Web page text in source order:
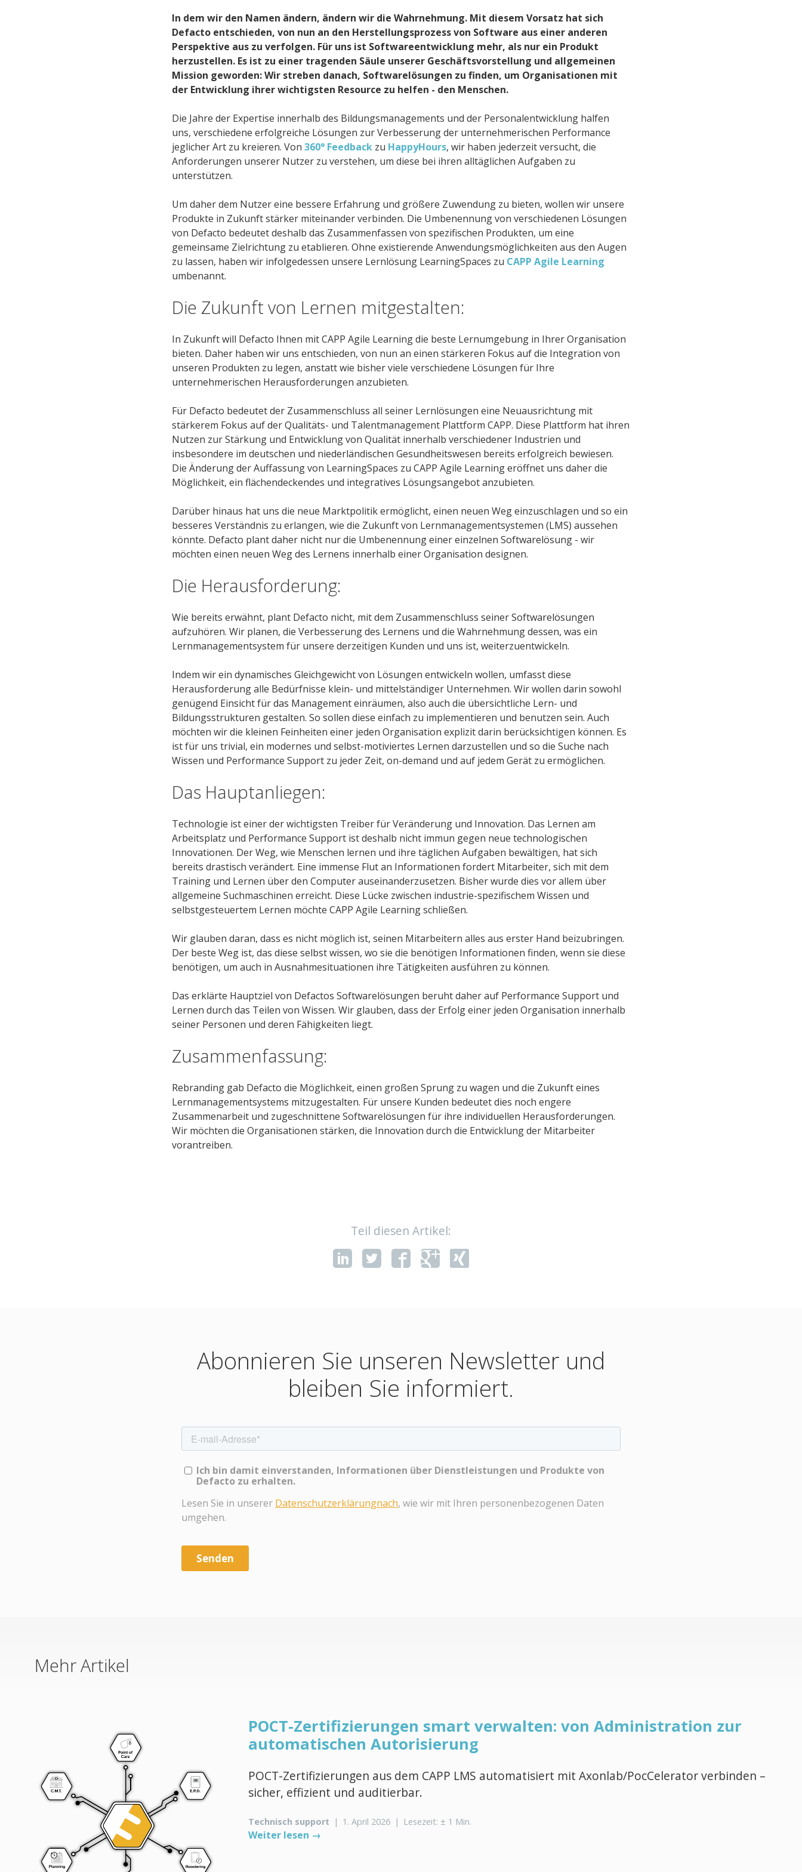
In dem wir den Namen ändern, ändern wir die Wahrnehmung. Mit diesem Vorsatz hat sich
Defacto entschieden, von nun an den Herstellungsprozess von Software aus einer anderen
Perspektive aus zu verfolgen. Für uns ist Softwareentwicklung mehr, als nur ein Produkt
herzustellen. Es ist zu einer tragenden Säule unserer Geschäftsvorstellung und allgemeinen
Mission geworden: Wir streben danach, Softwarelösungen zu finden, um Organisationen mit
der Entwicklung ihrer wichtigsten Resource zu helfen - den Menschen.
Die Jahre der Expertise innerhalb des Bildungsmanagements und der Personalentwicklung halfen
uns, verschiedene erfolgreiche Lösungen zur Verbesserung der unternehmerischen Performance
jeglicher Art zu kreieren. Von 360° Feedback zu HappyHours, wir haben jederzeit versucht, die
Anforderungen unserer Nutzer zu verstehen, um diese bei ihren alltäglichen Aufgaben zu
unterstützen.
Um daher dem Nutzer eine bessere Erfahrung und größere Zuwendung zu bieten, wollen wir unsere
Produkte in Zukunft stärker miteinander verbinden. Die Umbenennung von verschiedenen Lösungen
von Defacto bedeutet deshalb das Zusammenfassen von spezifischen Produkten, um eine
gemeinsame Zielrichtung zu etablieren. Ohne existierende Anwendungsmöglichkeiten aus den Augen
zu lassen, haben wir infolgedessen unsere Lernlösung LearningSpaces zu CAPP Agile Learning
umbenannt.
Die Zukunft von Lernen mitgestalten:
In Zukunft will Defacto Ihnen mit CAPP Agile Learning die beste Lernumgebung in Ihrer Organisation
bieten. Daher haben wir uns entschieden, von nun an einen stärkeren Fokus auf die Integration von
unseren Produkten zu legen, anstatt wie bisher viele verschiedene Lösungen für Ihre
unternehmerischen Herausforderungen anzubieten.
Für Defacto bedeutet der Zusammenschluss all seiner Lernlösungen eine Neuausrichtung mit
stärkerem Fokus auf der Qualitäts- und Talentmanagement Plattform CAPP. Diese Plattform hat ihren
Nutzen zur Stärkung und Entwicklung von Qualität innerhalb verschiedener Industrien und
insbesondere im deutschen und niederländischen Gesundheitswesen bereits erfolgreich bewiesen.
Die Änderung der Auffassung von LearningSpaces zu CAPP Agile Learning eröffnet uns daher die
Möglichkeit, ein flächendeckendes und integratives Lösungsangebot anzubieten.
Darüber hinaus hat uns die neue Marktpolitik ermöglicht, einen neuen Weg einzuschlagen und so ein
besseres Verständnis zu erlangen, wie die Zukunft von Lernmanagementsystemen (LMS) aussehen
könnte. Defacto plant daher nicht nur die Umbenennung einer einzelnen Softwarelösung - wir
möchten einen neuen Weg des Lernens innerhalb einer Organisation designen.
Die Herausforderung:
Wie bereits erwähnt, plant Defacto nicht, mit dem Zusammenschluss seiner Softwarelösungen
aufzuhören. Wir planen, die Verbesserung des Lernens und die Wahrnehmung dessen, was ein
Lernmanagementsystem für unsere derzeitigen Kunden und uns ist, weiterzuentwickeln.
Indem wir ein dynamisches Gleichgewicht von Lösungen entwickeln wollen, umfasst diese
Herausforderung alle Bedürfnisse klein- und mittelständiger Unternehmen. Wir wollen darin sowohl
genügend Einsicht für das Management einräumen, also auch die übersichtliche Lern- und
Bildungsstrukturen gestalten. So sollen diese einfach zu implementieren und benutzen sein. Auch
möchten wir die kleinen Feinheiten einer jeden Organisation explizit darin berücksichtigen können. Es
ist für uns trivial, ein modernes und selbst-motiviertes Lernen darzustellen und so die Suche nach
Wissen und Performance Support zu jeder Zeit, on-demand und auf jedem Gerät zu ermöglichen.
Das Hauptanliegen:
Technologie ist einer der wichtigsten Treiber für Veränderung und Innovation. Das Lernen am
Arbeitsplatz und Performance Support ist deshalb nicht immun gegen neue technologischen
Innovationen. Der Weg, wie Menschen lernen und ihre täglichen Aufgaben bewältigen, hat sich
bereits drastisch verändert. Eine immense Flut an Informationen fordert Mitarbeiter, sich mit dem
Training und Lernen über den Computer auseinanderzusetzen. Bisher wurde dies vor allem über
allgemeine Suchmaschinen erreicht. Diese Lücke zwischen industrie-spezifischem Wissen und
selbstgesteuertem Lernen möchte CAPP Agile Learning schließen.
Wir glauben daran, dass es nicht möglich ist, seinen Mitarbeitern alles aus erster Hand beizubringen.
Der beste Weg ist, das diese selbst wissen, wo sie die benötigen Informationen finden, wenn sie diese
benötigen, um auch in Ausnahmesituationen ihre Tätigkeiten ausführen zu können.
Das erklärte Hauptziel von Defactos Softwarelösungen beruht daher auf Performance Support und
Lernen durch das Teilen von Wissen. Wir glauben, dass der Erfolg einer jeden Organisation innerhalb
seiner Personen und deren Fähigkeiten liegt.
Zusammenfassung:
Rebranding gab Defacto die Möglichkeit, einen großen Sprung zu wagen und die Zukunft eines
Lernmanagementsystems mitzugestalten. Für unsere Kunden bedeutet dies noch engere
Zusammenarbeit und zugeschnittene Softwarelösungen für ihre individuellen Herausforderungen.
Wir möchten die Organisationen stärken, die Innovation durch die Entwicklung der Mitarbeiter
vorantreiben.
Teil diesen Artikel:
Abonnieren Sie unseren Newsletter und
bleiben Sie informiert.
Mehr Artikel
POCT-Zertifizierungen smart verwalten: von Administration zur
automatischen Autorisierung
POCT-Zertifizierungen aus dem CAPP LMS automatisiert mit Axonlab/PocCelerator verbinden –
sicher, effizient und auditierbar.
Technisch support | 1. April 2026 | Lesezeit: ± 1 Min.
Weiter lesen →